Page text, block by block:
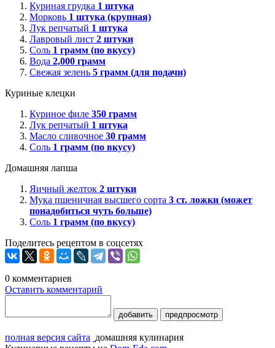
Куриная грудка 1 штука
Морковь 1 штука (крупная)
Лук репчатый 1 штука
Лавровый лист 2 штуки
Соль 1 грамм (по вкусу)
Вода 2,000 грамм
Свежая зелень 5 грамм (для подачи)
Куриные клецки
Куриное филе 350 грамм
Лук репчатый 1 штука
Масло сливочное 30 грамм
Соль 1 грамм (по вкусу)
Домашняя лапша
Яичный желток 2 штуки
Мука пшеничная высшего сорта 3 ст. ложки (может
понадобиться чуть больше)
Соль 1 грамм (по вкусу)
Поделитесь рецептом в соцсетях
0 комментариев
Оставить комментарий
добавить предпросмотр
полная версия сайта домашняя кулинария